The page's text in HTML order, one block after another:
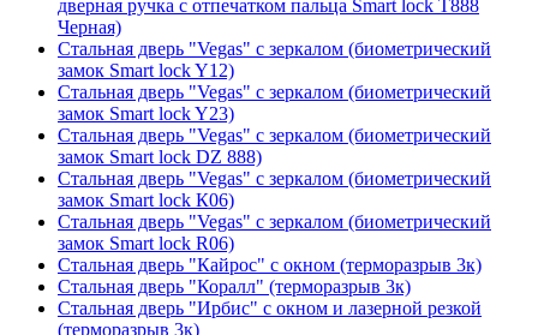
дверная ручка с отпечатком пальца Smart lock T888
Черная)
Стальная дверь "Vegas" с зеркалом (биометрический
замок Smart lock Y12)
Стальная дверь "Vegas" с зеркалом (биометрический
замок Smart lock Y23)
Стальная дверь "Vegas" с зеркалом (биометрический
замок Smart lock DZ 888)
Стальная дверь "Vegas" с зеркалом (биометрический
замок Smart lock К06)
Стальная дверь "Vegas" с зеркалом (биометрический
замок Smart lock R06)
Стальная дверь "Кайрос" с окном (терморазрыв 3к)
Стальная дверь "Коралл" (терморазрыв 3к)
Стальная дверь "Ирбис" с окном и лазерной резкой
(терморазрыв 3к)